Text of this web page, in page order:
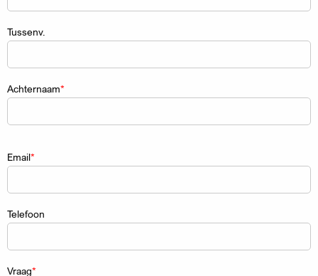
Tussenv.
Achternaam
Email
Telefoon
Vraag